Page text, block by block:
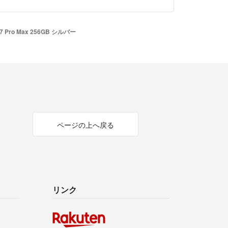
Pro Max 256GB シルバー
ページの上へ戻る
リンク